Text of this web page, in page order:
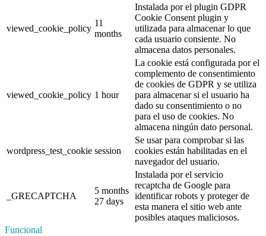
viewed_cookie_policy
11
months
Instalada por el plugin GDPR
Cookie Consent plugin y
utilizada para almacenar lo que
cada usuario consiente. No
almacena datos personales.
viewed_cookie_policy 1 hour
La cookie está configurada por el
complemento de consentimiento
de cookies de GDPR y se utiliza
para almacenar si el usuario ha
dado su consentimiento o no
para el uso de cookies. No
almacena ningún dato personal.
wordpress_test_cookie session
Se usar para comprobar si las
cookies están habilitadas en el
navegador del usuario.
_GRECAPTCHA
5 months
27 days
Instalada por el servicio
recaptcha de Google para
identificar robots y proteger de
esta manera el sitio web ante
posibles ataques maliciosos.
Funcional